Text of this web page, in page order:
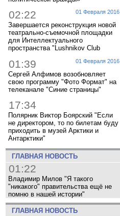
01 Февраля 2016
02:22
Завершается реконструкция новой
театрально-съемочной площадки
для Интеллектуального
пространства "Lushnikov Club
01 Февраля 2016
01:39
Сергей Алфимов возобновляет
свою программу "Фото Формат" на
телеканале "Синие страницы"
17:34
Полярник Виктор Боярский "Если
не директором, то по билетам буду
приходить в музей Арктики и
Антарктики"
ГЛАВНАЯ НОВОСТЬ
01:22
Владимир Милов "Я такого
"никакого" правительства ещё не
помню в нашей истории"
ГЛАВНАЯ НОВОСТЬ